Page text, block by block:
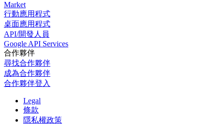
Market
行動應用程式
桌面應用程式
API/開發人員
Google API Services
合作夥伴
尋找合作夥伴
成為合作夥伴
合作夥伴登入
Legal
條款
隱私權政策